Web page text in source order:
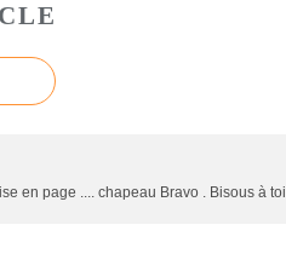
en page .... chapeau Bravo . Bisous à toi